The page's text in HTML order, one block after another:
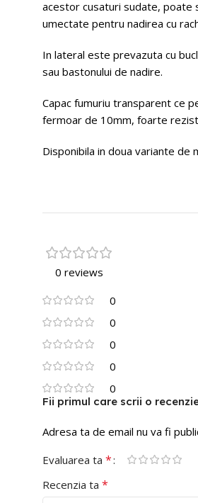
acestor cusaturi sudate, poate
umectate pentru nadirea cu
In lateral este prevazuta cu
sau bastonului de nadire.
Capac fumuriu transparent ce
fermoar de 10mm, foarte
Disponibila in doua variante de
0 reviews
0
0
0
0
0
Fii primul care scrii o
Adresa ta de email nu va fi
Evaluarea ta *
Recenzia ta *